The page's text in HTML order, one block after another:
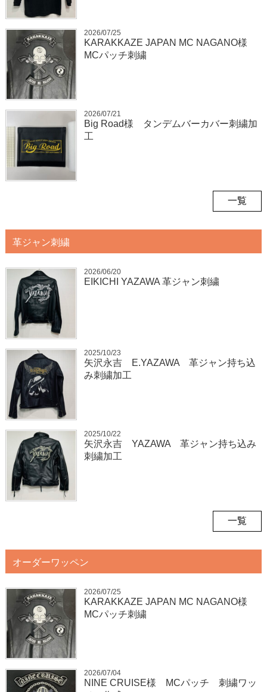
2026/07/25
KARAKKAZE JAPAN MC NAGANO様
MCパッチ刺繍
2026/07/21
Big Road様 タンデムバーカバー刺繍加
工
一覧
革ジャン刺繍
2026/06/20
EIKICHI YAZAWA 革ジャン刺繍
2025/10/23
矢沢永吉 E.YAZAWA 革ジャン持ち込
み刺繍加工
2025/10/22
矢沢永吉 YAZAWA 革ジャン持ち込み
刺繍加工
一覧
オーダーワッペン
2026/07/25
KARAKKAZE JAPAN MC NAGANO様
MCパッチ刺繍
2026/07/04
NINE CRUISE様 MCパッチ 刺繍ワッ